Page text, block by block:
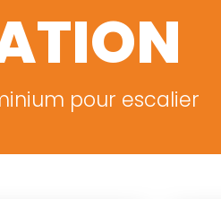
pour escalier